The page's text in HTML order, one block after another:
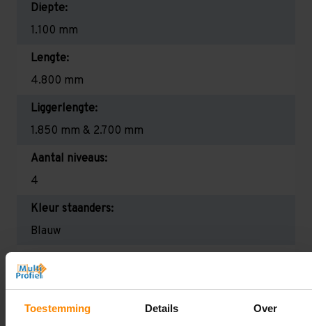
Toestemming Details Over
Diepte:
1.100 mm
Lengte:
4.800 mm
Liggerlengte:
1.850 mm & 2.700 mm
Aantal niveaus:
4
Kleur staanders:
Blauw
2.650 kg (1.325 kg per pallet) & 2.700 mm is